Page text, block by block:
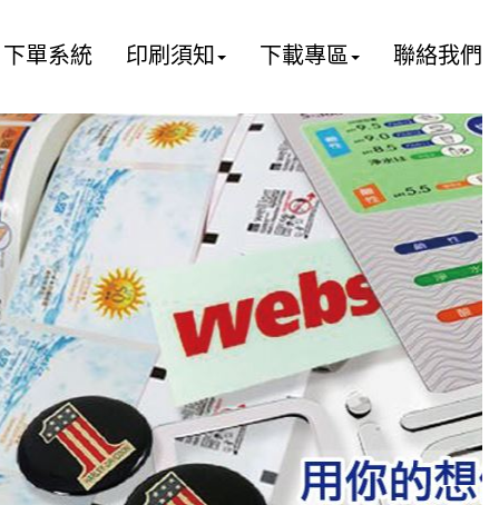
下單系統 印刷須知 下載專區 聯絡我們